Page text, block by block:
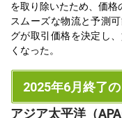
を取り除いたため、価格
スムーズな物流と予測
グが取引価格を決定し
くなった。
2025年6月終了
アジア太平洋（